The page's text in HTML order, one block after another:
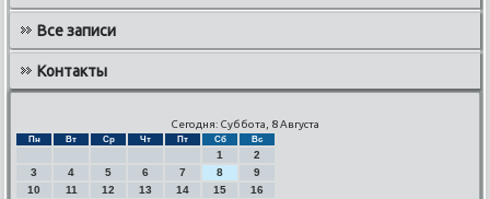
Все записи
Контакты
Сегодня: Суббота, 8 Августа
Пн Вт Ср Чт Пт Сб Вс
1
2
3
4 5 6 7 8
9
10
11 12 13 14 15
16